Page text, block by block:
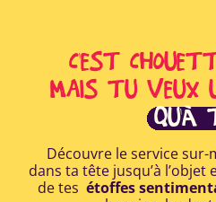
C'EST
MAIS TU VEUX
QU'À
Découvre le service sur-
dans ta tête jusqu’à
de tes étoffes